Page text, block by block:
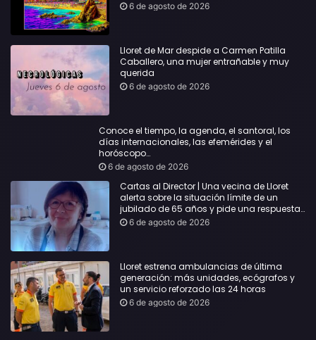
6 de agosto de 2026
Lloret de Mar despide a Carmen Patilla
Caballero, una mujer entrañable y muy
querida
6 de agosto de 2026
Conoce el tiempo, la agenda, el santoral, los
días internacionales, las efemérides y el
horóscopo…
6 de agosto de 2026
Cartas al Director | Una vecina de Lloret
alerta sobre la situación límite de un
jubilado de 65 años y pide una respuesta
urgente
6 de agosto de 2026
Lloret estrena ambulancias de última
generación: más unidades, ecógrafos y
un servicio reforzado las 24 horas
6 de agosto de 2026